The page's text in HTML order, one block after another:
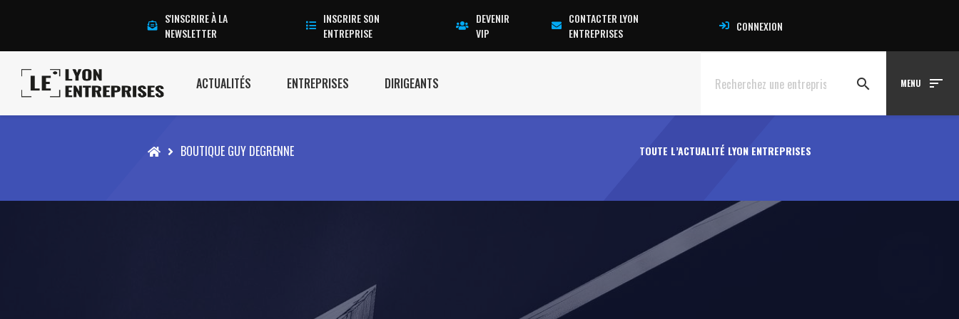
S'INSCRIRE À LA
NEWSLETTER
INSCRIRE SON
ENTREPRISE
DEVENIR
VIP
CONTACTER LYON
ENTREPRISES
CONNEXION
ACTUALITÉS ENTREPRISES DIRIGEANTS search MENU sort
Accueil BOUTIQUE GUY DEGRENNE TOUTE L’ACTUALITÉ LYON ENTREPRISES